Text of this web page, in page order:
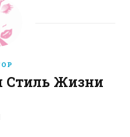
Стиль Жизни